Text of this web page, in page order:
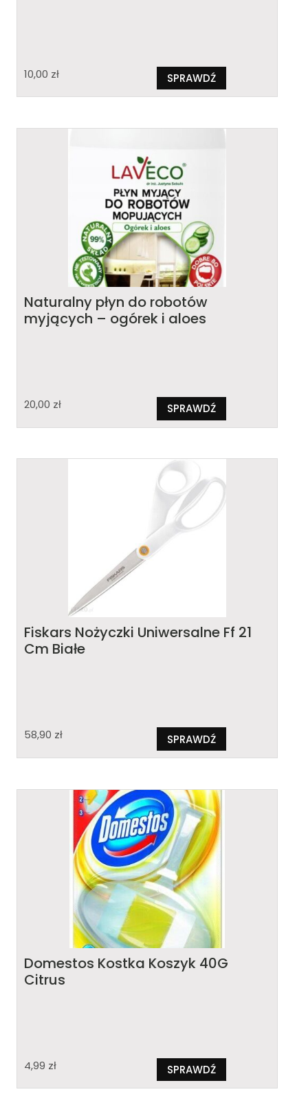
10,00 zł SPRAWDŹ
Naturalny płyn do robotów
myjących – ogórek i aloes
20,00 zł SPRAWDŹ
Fiskars Nożyczki Uniwersalne Ff 21
Cm Białe
58,90 zł SPRAWDŹ
Domestos Kostka Koszyk 40G
Citrus
4,99 zł SPRAWDŹ